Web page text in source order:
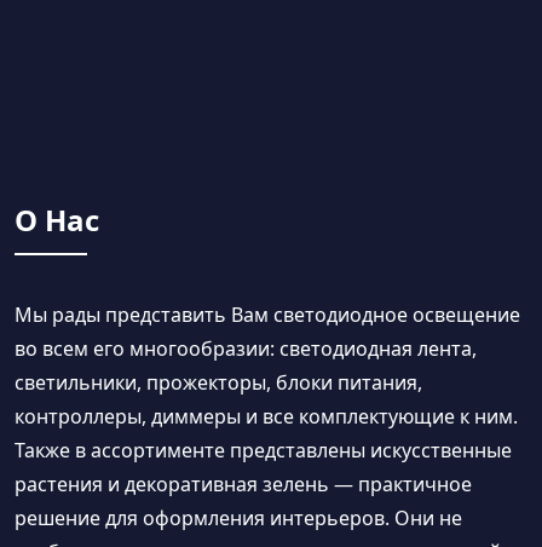
О Нас
Мы рады представить Вам светодиодное освещение
во всем его многообразии: светодиодная лента,
светильники, прожекторы, блоки питания,
контроллеры, диммеры и все комплектующие к ним.
Также в ассортименте представлены искусственные
растения и декоративная зелень — практичное
решение для оформления интерьеров. Они не